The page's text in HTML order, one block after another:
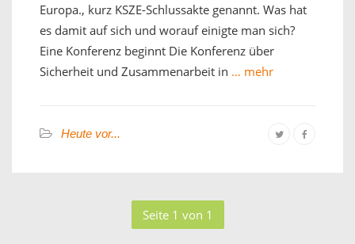
Europa., kurz KSZE-Schlussakte genannt. Was hat
es damit auf sich und worauf einigte man sich?
Eine Konferenz beginnt Die Konferenz über
Sicherheit und Zusammenarbeit in … mehr
Heute vor...
Seite 1 von 1